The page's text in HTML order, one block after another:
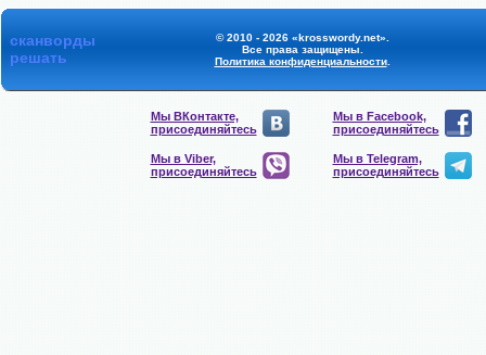
сканворды
решать
© 2010 - 2026 «krosswordy.net».
Все права защищены.
Политика конфиденциальности.
Мы ВКонтакте,
присоединяйтесь
Мы в Facebook,
присоединяйтесь
Мы в Viber,
присоединяйтесь
Мы в Telegram,
присоединяйтесь